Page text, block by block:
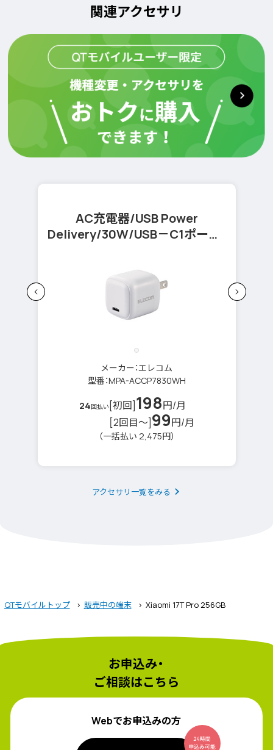
関連アクセサリ
AC充電器/USB Power
Delivery/30W/USB－C1ポート/
メーカー：エレコム
型番：MPA-ACCP7830WH
24回払い[初回]198円/月
[2回目～]99円/月
（一括払い 2,475円）
アクセサリ一覧をみる
QTモバイルトップ 販売中の端末 Xiaomi 17T Pro 256GB
お申込み・
ご相談はこちら
Webでお申込みの方